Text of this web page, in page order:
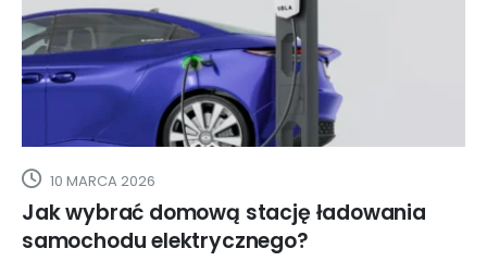
19 PAŹDZIERNIKA 2020
Chętni na Innogy GO?